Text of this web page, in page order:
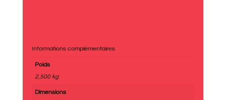
Informations complémentaires
Poids
2,500 kg
Dimensions